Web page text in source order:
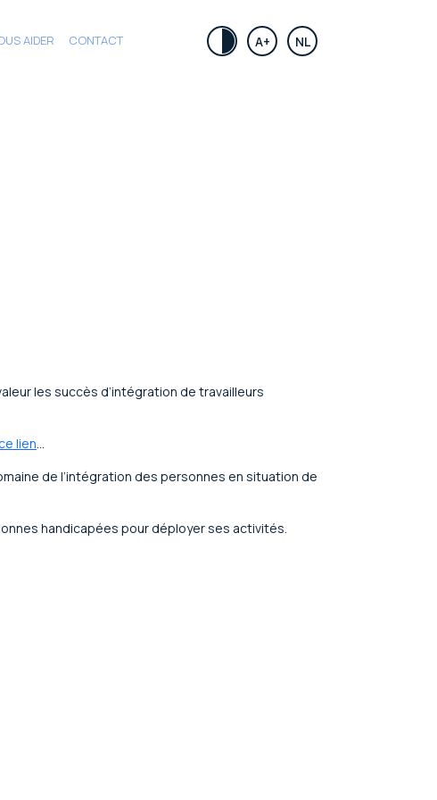
AIDER CONTACT A+ NL
les succès d’intégration de travailleurs
lien…
de l’intégration des personnes en situation de
handicapées pour déployer ses activités.